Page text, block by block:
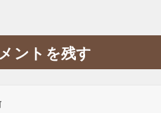
ントを残す